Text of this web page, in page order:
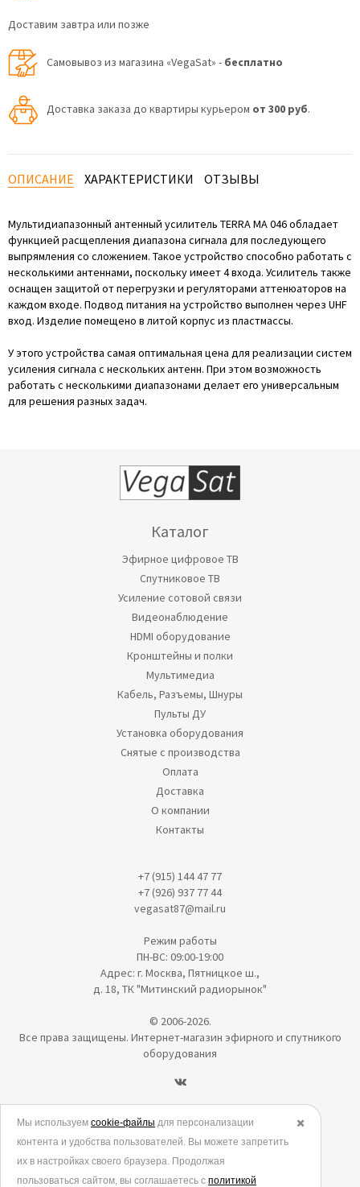
Доставим завтра или позже
Самовывоз из магазина «VegaSat» - бесплатно
Доставка заказа до квартиры курьером от 300 руб.
ОПИСАНИЕ ХАРАКТЕРИСТИКИ ОТЗЫВЫ
Мультидиапазонный антенный усилитель TERRA МA 046 обладает
функцией расщепления диапазона сигнала для последующего
выпрямления со сложением. Такое устройство способно работать с
несколькими антеннами, поскольку имеет 4 входа. Усилитель также
оснащен защитой от перегрузки и регуляторами аттенюаторов на
каждом входе. Подвод питания на устройство выполнен через UHF
вход. Изделие помещено в литой корпус из пластмассы.
У этого устройства самая оптимальная цена для реализации систем
усиления сигнала с нескольких антенн. При этом возможность
работать с несколькими диапазонами делает его универсальным
для решения разных задач.
Каталог
Эфирное цифровое ТВ
Спутниковое ТВ
Усиление сотовой связи
Видеонаблюдение
HDMI оборудование
Кронштейны и полки
Мультимедиа
Кабель, Разъемы, Шнуры
Пульты ДУ
Установка оборудования
Снятые с производства
Оплата
Доставка
О компании
Контакты
+7 (915) 144 47 77
+7 (926) 937 77 44
vegasat87@mail.ru
Режим работы
ПН-ВС: 09:00-19:00
Адрес: г. Москва, Пятницкое ш.,
д. 18, ТК "Митинский радиорынок"
© 2006-2026.
Все права защищены. Интернет-магазин эфирного и спутникого
оборудования
Политика в отношении обработки персональных данных
Согласие на обработку персональных данных
Согласие на обработку данных метрическими программами
✖️
Мы используем cookie-файлы для персонализации
контента и удобства пользователей. Вы можете запретить
их в настройках своего браузера. Продолжая
пользоваться сайтом, вы соглашаетесь с политикой